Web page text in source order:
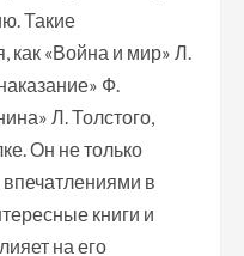
Такие
как «Война и мир» Л.
Ф.
Л. Толстого,
Он не только
впечатлениями в
книги и
на его